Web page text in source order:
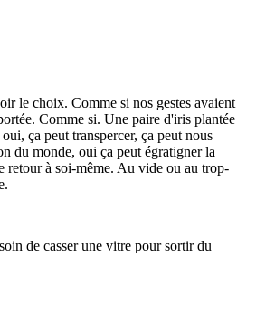
le choix. Comme si nos gestes avaient
Comme si. Une paire d'iris plantée
ça peut transpercer, ça peut nous
du monde, oui ça peut égratigner la
retour à soi-même. Au vide ou au trop-
de casser une vitre pour sortir du